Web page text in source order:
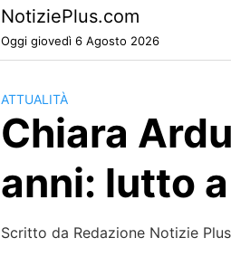
NotiziePlus.com
Oggi giovedì 6 Agosto 2026
ATTUALITÀ
Chiara
anni: lutto
Scritto da Redazione Notizie Plus